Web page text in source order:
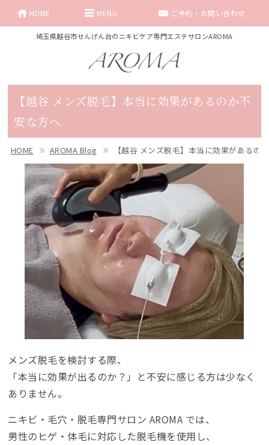
埼玉県越谷市せんげん台のニキビケア専門エステサロンAROMA
HOME ご予約・お問い合わせ
MENU
【越谷 メンズ脱毛】本当に効果があるのか不
安な方へ
HOME AROMA Blog 【越谷 メンズ脱毛】本当に効果があるの
メンズ脱毛を検討する際、
「本当に効果が出るのか？」と不安に感じる方は少なく
ありません。
ニキビ・毛穴・脱毛専門サロン AROMA では、
男性のヒゲ・体毛に対応した脱毛機を使用し、